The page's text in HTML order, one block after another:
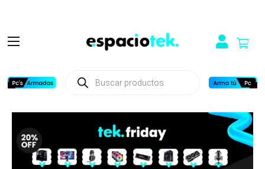
productos